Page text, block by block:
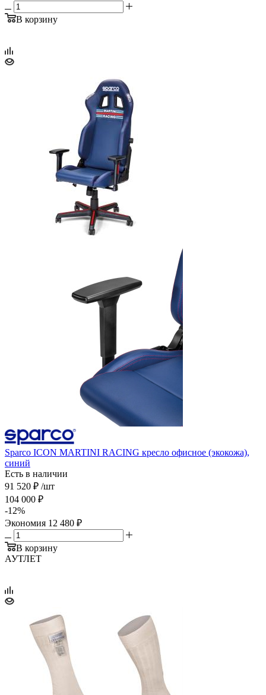
В корзину
Sparco ICON MARTINI RACING кресло офисное (экокожа),
синий
Есть в наличии
91 520 ₽ /шт
104 000 ₽
-12%
Экономия 12 480 ₽
В корзину
АУТЛЕТ